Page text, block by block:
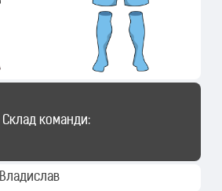
Склад команди:
Владислав